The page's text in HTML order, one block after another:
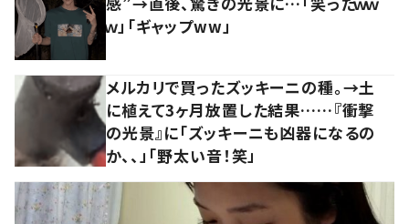
ｗ」「ギャップww」
メルカリで買ったズッキーニの種。→土
に植えて3ヶ月放置した結果……『衝撃
の光景』に「ズッキーニも凶器になるの
か、、」「野太い音！笑」